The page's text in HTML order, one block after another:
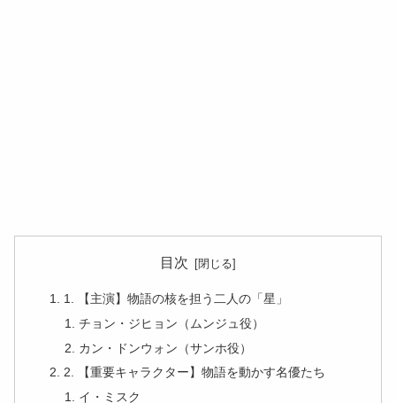
目次
1. 【主演】物語の核を担う二人の「星」
チョン・ジヒョン（ムンジュ役）
カン・ドンウォン（サンホ役）
2. 【重要キャラクター】物語を動かす名優たち
イ・ミスク